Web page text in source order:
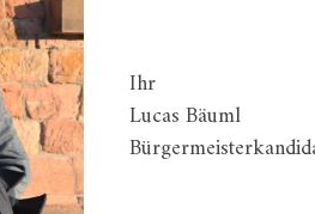
Ihr
Lucas Bäuml